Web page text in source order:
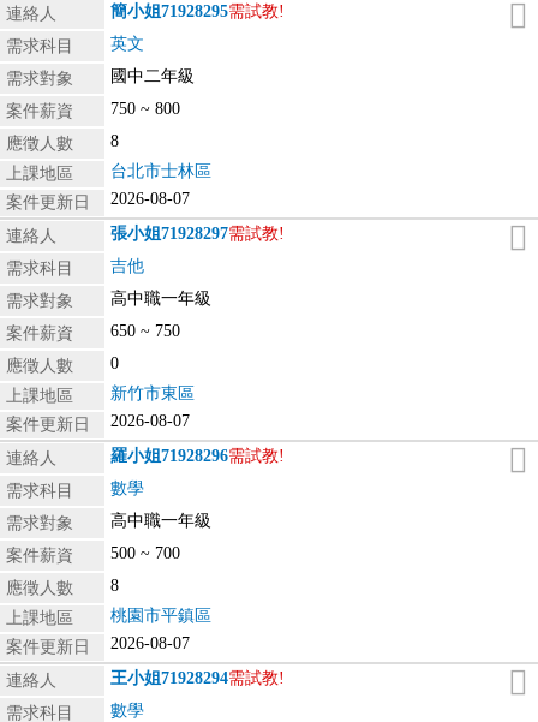
連絡人 簡小姐71928295需試教!
需求科目
英文
需求對象
國中二年級
案件薪資
750 ~ 800
應徵人數
8
上課地區
台北市士林區
案件更新日
2026-08-07
連絡人 張小姐71928297需試教!
需求科目
吉他
需求對象
高中職一年級
案件薪資
650 ~ 750
應徵人數
0
上課地區
新竹市東區
案件更新日
2026-08-07
連絡人 羅小姐71928296需試教!
需求科目
數學
需求對象
高中職一年級
案件薪資
500 ~ 700
應徵人數
8
上課地區
桃園市平鎮區
案件更新日
2026-08-07
連絡人 王小姐71928294需試教!
需求科目
數學